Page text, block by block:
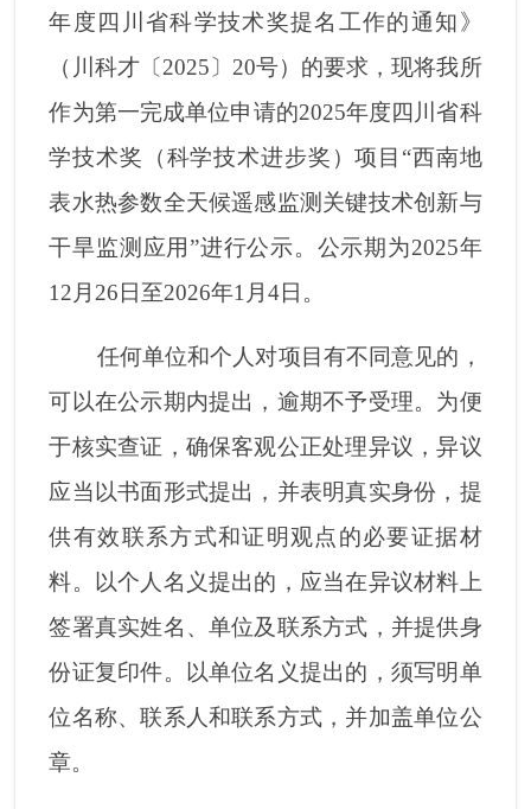
年度四川省科学技术奖提名工作的通知》
（川科才〔2025〕20号）的要求，现将我所
作为第一完成单位申请的2025年度四川省科
学技术奖（科学技术进步奖）项目“西南地
表水热参数全天候遥感监测关键技术创新与
干旱监测应用”进行公示。公示期为2025年
12月26日至2026年1月4日。
任何单位和个人对项目有不同意见的，
可以在公示期内提出，逾期不予受理。为便
于核实查证，确保客观公正处理异议，异议
应当以书面形式提出，并表明真实身份，提
供有效联系方式和证明观点的必要证据材
料。以个人名义提出的，应当在异议材料上
签署真实姓名、单位及联系方式，并提供身
份证复印件。以单位名义提出的，须写明单
位名称、联系人和联系方式，并加盖单位公
章。